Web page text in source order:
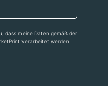
dass meine Daten gemäß der
verarbeitet werden.